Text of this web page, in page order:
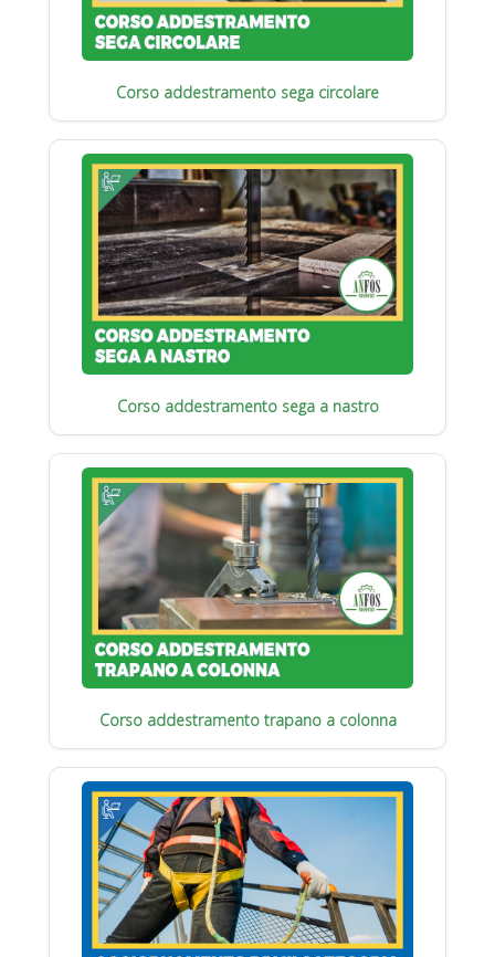
Corso addestramento sega circolare
Corso addestramento sega a nastro
Corso addestramento trapano a colonna